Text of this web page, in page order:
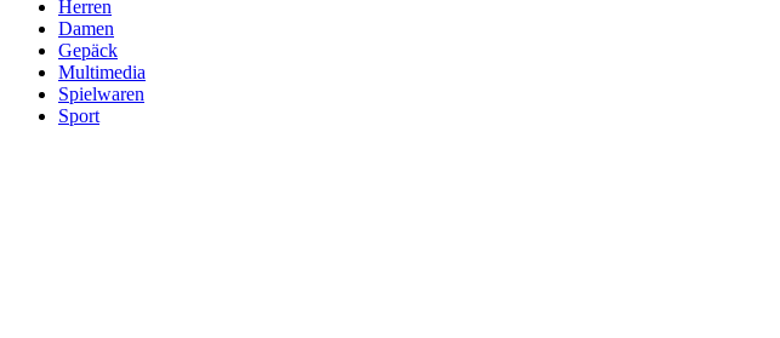
Herren
Damen
Gepäck
Multimedia
Spielwaren
Sport